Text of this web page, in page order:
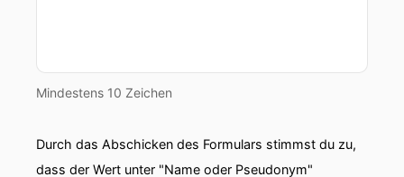
Mindestens 10 Zeichen
Durch das Abschicken des Formulars stimmst du zu,
dass der Wert unter "Name oder Pseudonym"